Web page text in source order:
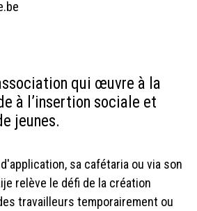
qui œuvre à la
à l’insertion sociale et
jeunes.
sa cafétaria ou via son
relève le défi de la création
travailleurs temporairement ou